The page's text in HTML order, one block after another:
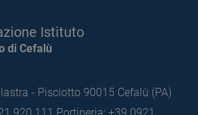
Istituto
di Cefalù
- Pisciotto 90015 Cefalù (PA)